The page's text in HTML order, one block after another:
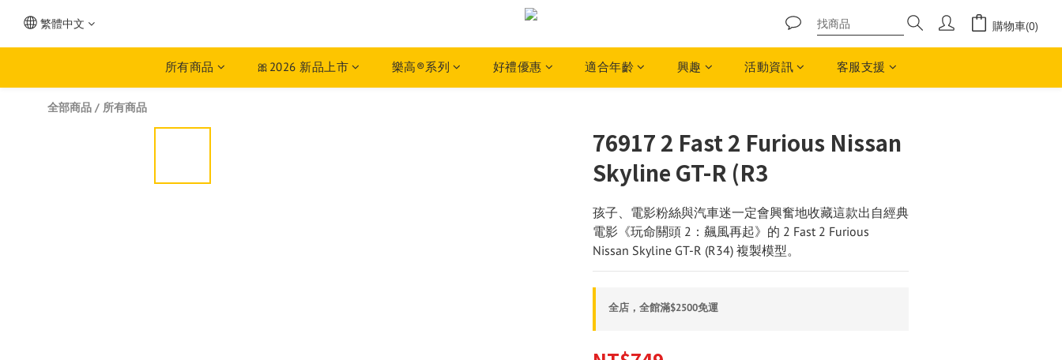
繁體中文 購物車(0)
所有商品 🎀2026 新品上市 樂高®系列 好禮優惠 適合年齡 興趣 活動資訊 客服支援
全部商品 / 所有商品
76917 2 Fast 2 Furious Nissan
Skyline GT-R (R3
孩子、電影粉絲與汽車迷一定會興奮地收藏這款出自經典
電影《玩命關頭 2：飆風再起》的 2 Fast 2 Furious
Nissan Skyline GT-R (R34) 複製模型。
全店，全館滿$2500免運